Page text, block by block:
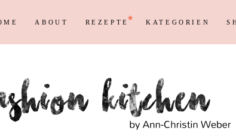
ABOUT REZEPTE KATEGORIEN
Persönliches Blogging
Blog
Max
Reisen
Shopping